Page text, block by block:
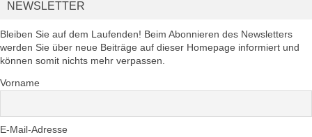
NEWSLETTER
Bleiben Sie auf dem Laufenden! Beim Abonnieren des Newsletters
werden Sie über neue Beiträge auf dieser Homepage informiert und
können somit nichts mehr verpassen.
Vorname
E-Mail-Adresse